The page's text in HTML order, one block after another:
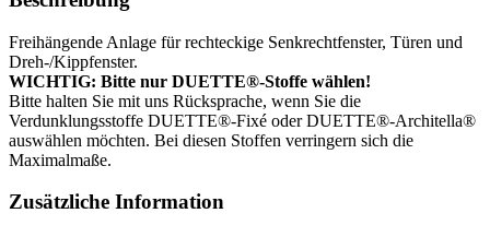
Freihängende Anlage für rechteckige Senkrechtfenster, Türen und
Dreh-/Kippfenster.
WICHTIG: Bitte nur DUETTE®-Stoffe wählen!
Bitte halten Sie mit uns Rücksprache, wenn Sie die
Verdunklungsstoffe DUETTE®-Fixé oder DUETTE®-Architella®
auswählen möchten. Bei diesen Stoffen verringern sich die
Maximalmaße.
Zusätzliche Information